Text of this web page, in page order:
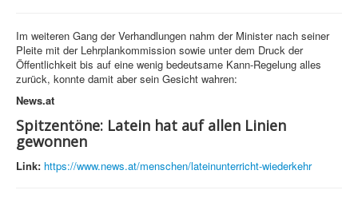
Im weiteren Gang der Verhandlungen nahm der Minister nach seiner
Pleite mit der Lehrplankommission sowie unter dem Druck der
Öffentlichkeit bis auf eine wenig bedeutsame Kann-Regelung alles
zurück, konnte damit aber sein Gesicht wahren:
News.at
Spitzentöne: Latein hat auf allen Linien
gewonnen
Link: https://www.news.at/menschen/lateinunterricht-wiederkehr